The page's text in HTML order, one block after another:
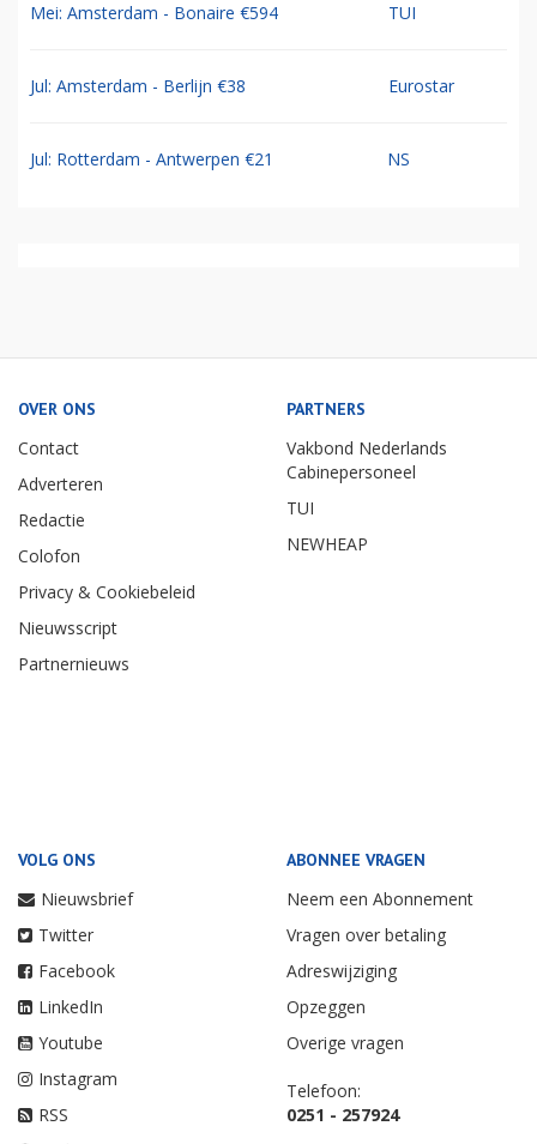
Mei: Amsterdam - Bonaire €594 TUI
Jul: Amsterdam - Berlijn €38 Eurostar
Jul: Rotterdam - Antwerpen €21 NS
OVER ONS
Contact
Adverteren
Redactie
Colofon
Privacy & Cookiebeleid
Nieuwsscript
Partnernieuws
PARTNERS
Vakbond Nederlands
Cabinepersoneel
TUI
NEWHEAP
VOLG ONS
Nieuwsbrief
Twitter
Facebook
LinkedIn
Youtube
Instagram
RSS
ABONNEE VRAGEN
Neem een Abonnement
Vragen over betaling
Adreswijziging
Opzeggen
Overige vragen
Telefoon:
0251 - 257924